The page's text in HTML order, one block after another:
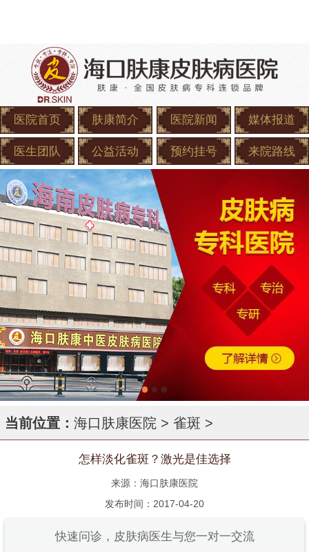
医院首页 肤康简介 医院新闻 媒体报道
医生团队 公益活动 预约挂号 来院路线
当前位置： 海口肤康医院 > 雀斑 >
怎样淡化雀斑？激光是佳选择
来源：海口肤康医院
发布时间：2017-04-20
快速问诊，皮肤病医生与您一对一交流